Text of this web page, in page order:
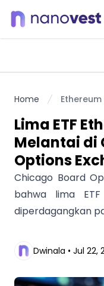
Home Ethereum
Lima ETF
Melantai di
Options
Chicago Board
bahwa lima
diperdagangkan
Dwinala • Jul 22,